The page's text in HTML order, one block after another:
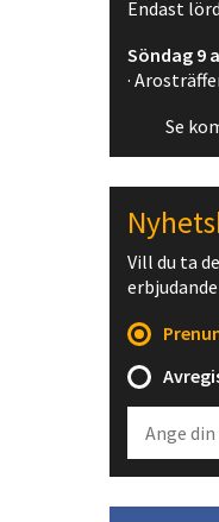
Endast
Söndag 9
·
Se
Vill du ta